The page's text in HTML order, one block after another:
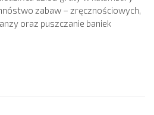
zabaw – zręcznościowych,
oraz puszczanie baniek